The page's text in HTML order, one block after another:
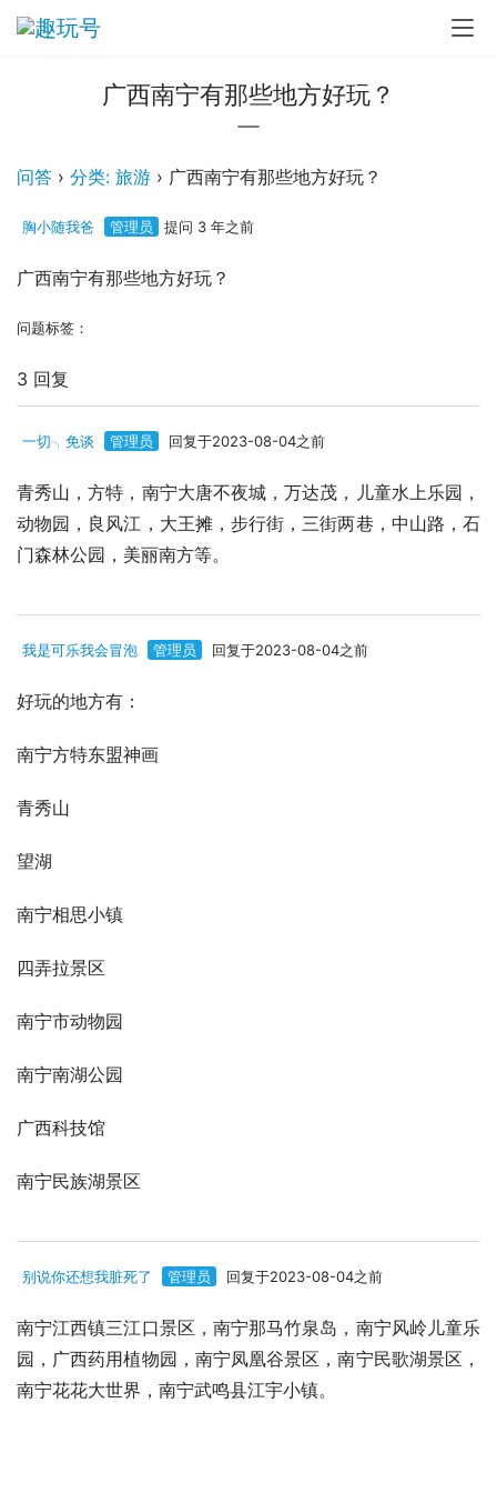
广西南宁有那些地方好玩？
问答 › 分类: 旅游 › 广西南宁有那些地方好玩？
胸小随我爸 管理员 提问 3 年之前
广西南宁有那些地方好玩？
问题标签：
3 回复
一切╮免谈 管理员 回复于2023-08-04之前
青秀山，方特，南宁大唐不夜城，万达茂，儿童水上乐园，
动物园，良风江，大王摊，步行街，三街两巷，中山路，石
门森林公园，美丽南方等。
我是可乐我会冒泡 管理员 回复于2023-08-04之前
好玩的地方有：
南宁方特东盟神画
青秀山
望湖
南宁相思小镇
四弄拉景区
南宁市动物园
南宁南湖公园
广西科技馆
南宁民族湖景区
别说你还想我脏死了 管理员 回复于2023-08-04之前
南宁江西镇三江口景区，南宁那马竹泉岛，南宁风岭儿童乐
园，广西药用植物园，南宁凤凰谷景区，南宁民歌湖景区，
南宁花花大世界，南宁武鸣县江宇小镇。